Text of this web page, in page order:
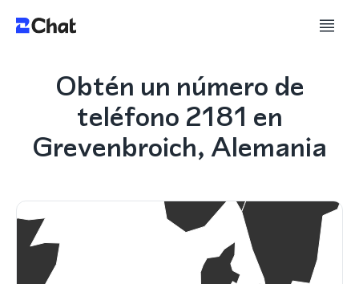
Obtén un número de
teléfono 2181 en
Grevenbroich, Alemania